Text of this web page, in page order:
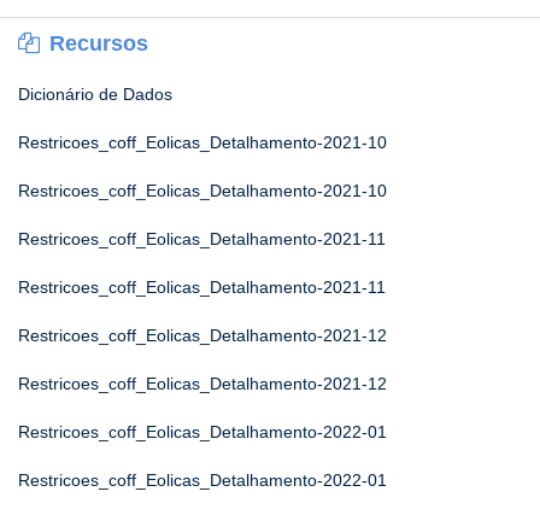
Recursos
Dicionário de Dados
Restricoes_coff_Eolicas_Detalhamento-2021-10
Restricoes_coff_Eolicas_Detalhamento-2021-10
Restricoes_coff_Eolicas_Detalhamento-2021-11
Restricoes_coff_Eolicas_Detalhamento-2021-11
Restricoes_coff_Eolicas_Detalhamento-2021-12
Restricoes_coff_Eolicas_Detalhamento-2021-12
Restricoes_coff_Eolicas_Detalhamento-2022-01
Restricoes_coff_Eolicas_Detalhamento-2022-01